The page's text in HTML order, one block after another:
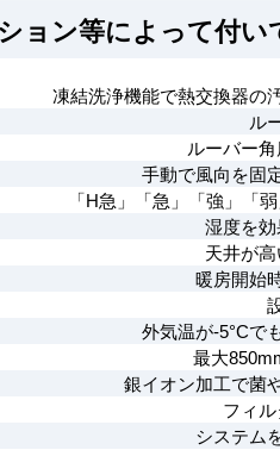
ョン等によって付
凍結洗浄機能で熱交換器の
ル
ルーバー
手動で風向を固
「H急」「急」「強」「
湿度を
天井が
暖房開始
外気温が-5°Cで
最大
銀イオン加工で菌
フィ
システム